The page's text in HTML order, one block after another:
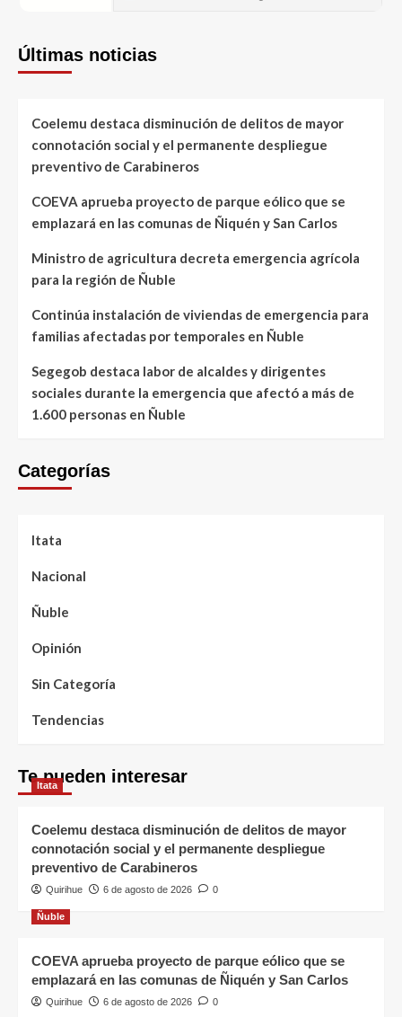
Últimas noticias
Coelemu destaca disminución de delitos de mayor
connotación social y el permanente despliegue
preventivo de Carabineros
COEVA aprueba proyecto de parque eólico que se
emplazará en las comunas de Ñiquén y San Carlos
Ministro de agricultura decreta emergencia agrícola
para la región de Ñuble
Continúa instalación de viviendas de emergencia para
familias afectadas por temporales en Ñuble
Segegob destaca labor de alcaldes y dirigentes
sociales durante la emergencia que afectó a más de
1.600 personas en Ñuble
Categorías
Itata
Nacional
Ñuble
Opinión
Sin Categoría
Tendencias
Te pueden interesar
Itata
Coelemu destaca disminución de delitos de mayor
connotación social y el permanente despliegue
preventivo de Carabineros
Quirihue 6 de agosto de 2026 0
Ñuble
COEVA aprueba proyecto de parque eólico que se
emplazará en las comunas de Ñiquén y San Carlos
Quirihue 6 de agosto de 2026 0